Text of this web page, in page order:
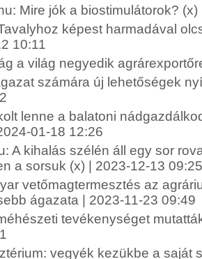
Mire jók a biostimulátorok?
képest harmadával
10:11
a világ negyedik
számára új lehetőségek
lenne a balatoni
01-18 12:26
A kihalás szélén áll egy sor
a sorsuk (x) | 2023-12-13 09:25
vetőmagtermesztés az
ágazata | 2023-11-23 09:49
tevékenységet
vegyék kezükbe a saját